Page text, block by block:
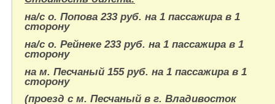
на/с о. Попова 233 руб. на 1 пассажира в 1
сторону
на/с о. Рейнеке 233 руб. на 1 пассажира в 1
сторону
на м. Песчаный 155 руб. на 1 пассажира в 1
сторону
(проезд с м. Песчаный в г. Владивосток